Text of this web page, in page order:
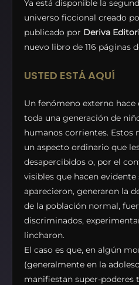
Ya está disponible la
universo ficcional creado
publicado por Deriva
nuevo libro de 116 páginas
USTED ESTÁ AQUÍ
Un fenómeno externo hace
toda una generación de
humanos corrientes. Estos
un aspecto ordinario que
desapercibidos o, por el
visibles que hacen
aparecieron, generaron la
de la población normal,
discriminados,
lincharon.
El caso es que, en algún
(generalmente en la
manifiestan super-poderes